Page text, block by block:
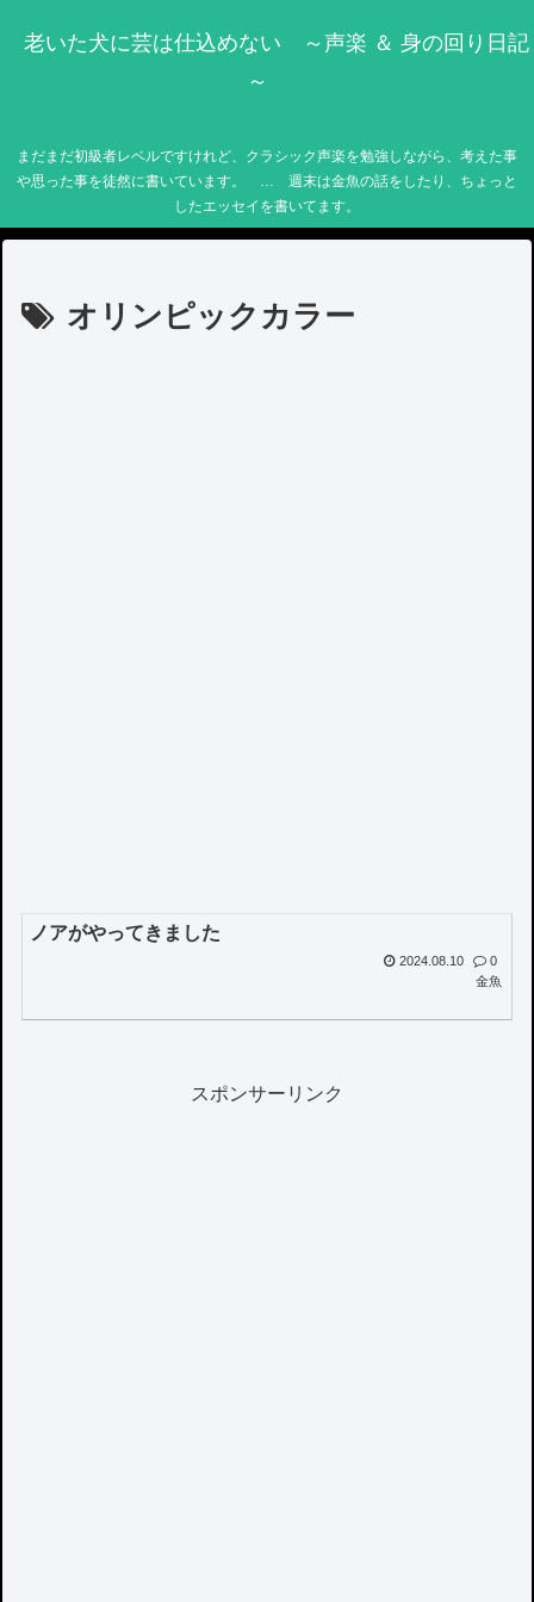
老いた犬に芸は仕込めない ～声楽 ＆ 身の回り日記
～
まだまだ初級者レベルですけれど、クラシック声楽を勉強しながら、考えた事
や思った事を徒然に書いています。 … 週末は金魚の話をしたり、ちょっと
したエッセイを書いてます。
オリンピックカラー
ノアがやってきました
2024.08.10
0
金魚
スポンサーリンク